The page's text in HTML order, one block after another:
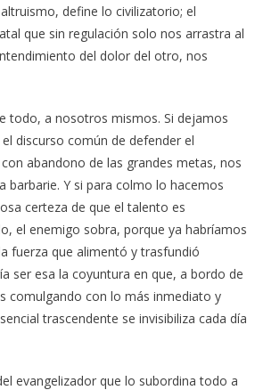
define lo civilizatorio; el
que sin regulación solo nos arrastra al
del dolor del otro, nos
todo, a nosotros mismos. Si dejamos
discurso común de defender el
abandono de las grandes metas, nos
barbarie. Y si para colmo lo hacemos
certeza de que el talento es
el enemigo sobra, porque ya habríamos
fuerza que alimentó y trasfundió
ser esa la coyuntura en que, a bordo de
comulgando con lo más inmediato y
trascendente se invisibiliza cada día
evangelizador que lo subordina todo a